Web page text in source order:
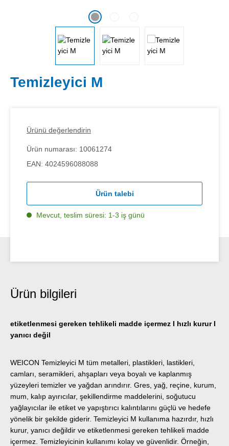
Temizleyici M
Ürünü değerlendirin
Ürün numarası: 10061274
EAN: 4024596088088
Ürün talebi
Mevcut, teslim süresi: 1-3 iş günü
Ürün bilgileri
etiketlenmesi gereken tehlikeli madde içermez I hızlı kurur I
yanıcı değil
WEICON Temizleyici M tüm metalleri, plastikleri, lastikleri,
camları, seramikleri, ahşapları veya boyalı ve kaplanmış
yüzeyleri temizler ve yağdan arındırır. Gres, yağ, reçine, kurum,
mum, kalıp ayırıcılar, şekillendirme maddelerini, soğutucu
yağlayıcılar ile etiket ve yapıştırıcı kalıntılarını güçlü ve hedefe
yönelik bir şekilde giderir. Temizleyici M kullanıma hazırdır, hızlı
kurur, yanıcı değildir ve etiketlenmesi gereken tehlikeli madde
içermez. Temizleyicinin kullanımı kolay ve güvenlidir. Örneğin,